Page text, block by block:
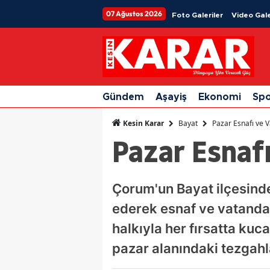
07 Ağustos 2026 Foto Galeriler Video
Gündem Aşayiş Ekonomi
Kesin Karar Bayat Pazar Esnafı ve
Pazar
Çorum'un Bayat
ederek esnaf ve
halkıyla her fırsatta
pazar alanındaki